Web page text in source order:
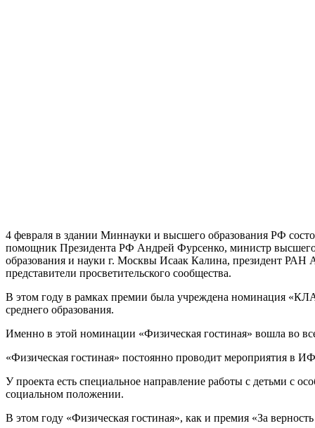
4 февраля в здании Миннауки и высшего образования РФ
помощник Президента РФ Андрей Фурсенко, министр
образования и науки г. Москвы Исаак Калина, президент РАН
представители просветительского сообщества.
В этом году в рамках премии была учреждена номинация
среднего образования.
Именно в этой номинации «Физическая гостиная» вошла во
«Физическая гостиная» постоянно проводит мероприятия в
У проекта есть специальное направление работы с детьми с
социальном положении.
В этом году «Физическая гостиная», как и премия «За